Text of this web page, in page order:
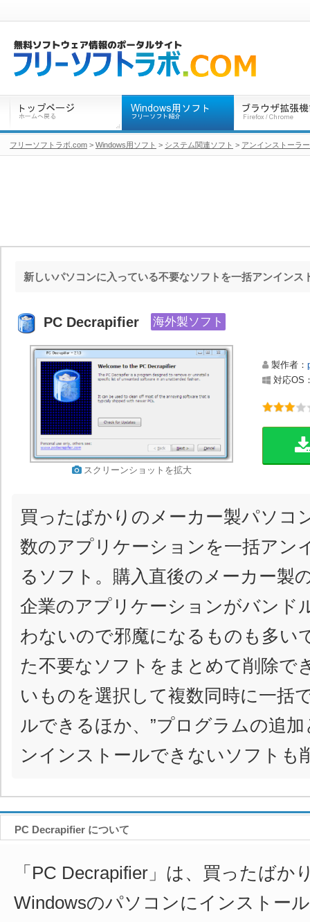
新しいパソコンに入っている不要なソフトを一括アンインス
PC Decrapifier 海外製ソフト
スクリーンショットを拡大
製作者：
対応OS
買ったばかりのメーカー製パソコ
数のアプリケーションを一括アン
るソフト。購入直後のメーカー製
企業のアプリケーションがバンド
わないので邪魔になるものも多い
た不要なソフトをまとめて削除で
いものを選択して複数同時に一括
ルできるほか、”プログラムの追
ンインストールできないソフトも
PC Decrapifier について
「PC Decrapifier」は、買ったばか
Windowsのパソコンにインストー
フリーソフトラボ.com > Windows用ソフト > システム関連ソフト > アンインストーラ